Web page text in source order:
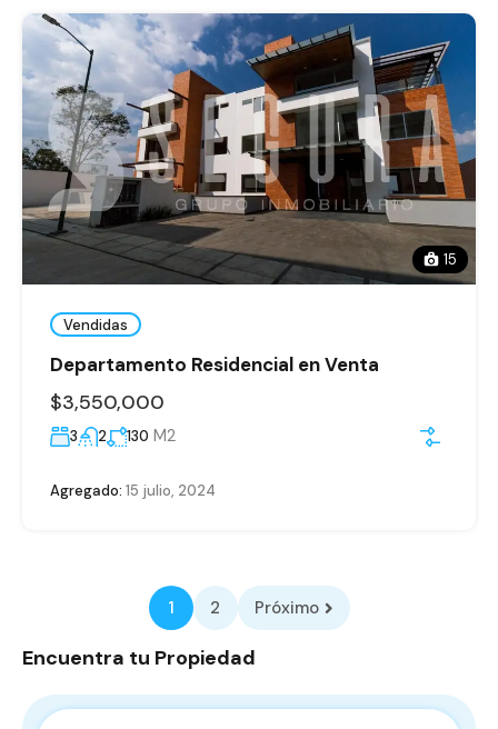
15
Vendidas
Departamento Residencial en Venta
$3,550,000
3 2 130 M2
Agregado: 15 julio, 2024
1 2 Próximo
Encuentra tu Propiedad